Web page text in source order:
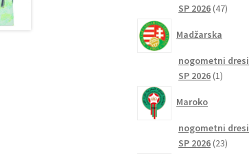
SP 2026 4747
Madžarska
nogometni dresi
SP 2026 11
Maroko
nogometni dresi
SP 2026 2323